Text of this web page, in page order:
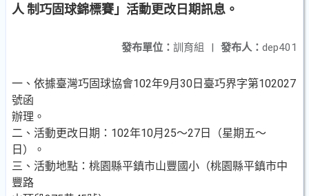
人 制巧固球錦標賽」活動更改日期訊息。
發布人： dep401
發布單位： 訓育組 |
一、依據臺灣巧固球協會102年9月30日臺巧界字第102027
號函
辦理。
二、活動更改日期：102年10月25～27日（星期五～
日）。
三、活動地點：桃園縣平鎮市山豐國小（桃園縣平鎮市中
豐路